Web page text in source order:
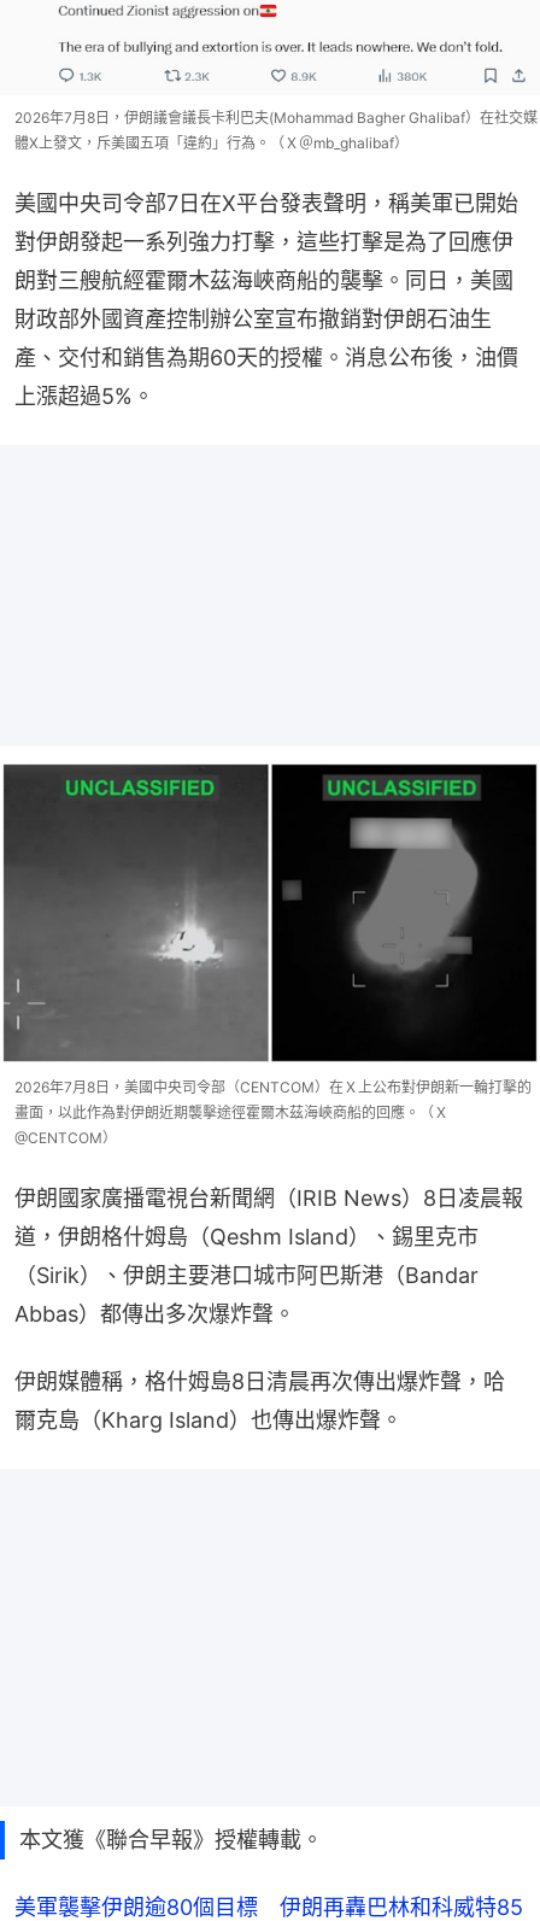
2026年7月8日，伊朗議會議長卡利巴夫(Mohammad Bagher Ghalibaf）在社交媒
體X上發文，斥美國五項「違約」行為。（Ｘ＠mb_ghalibaf）
美國中央司令部7日在X平台發表聲明，稱美軍已開始
對伊朗發起一系列強力打擊，這些打擊是為了回應伊
朗對三艘航經霍爾木茲海峽商船的襲擊。同日，美國
財政部外國資產控制辦公室宣布撤銷對伊朗石油生
產、交付和銷售為期60天的授權。消息公布後，油價
上漲超過5%。
2026年7月8日，美國中央司令部（CENTCOM）在Ｘ上公布對伊朗新一輪打擊的
畫面，以此作為對伊朗近期襲擊途徑霍爾木茲海峽商船的回應。（Ｘ
@CENTCOM）
伊朗國家廣播電視台新聞網（IRIB News）8日凌晨報
道，伊朗格什姆島（Qeshm Island）、錫里克市
（Sirik）、伊朗主要港口城市阿巴斯港（Bandar
Abbas）都傳出多次爆炸聲。
伊朗媒體稱，格什姆島8日清晨再次傳出爆炸聲，哈
爾克島（Kharg Island）也傳出爆炸聲。
本文獲《聯合早報》授權轉載。
美軍襲擊伊朗逾80個目標 伊朗再轟巴林和科威特85